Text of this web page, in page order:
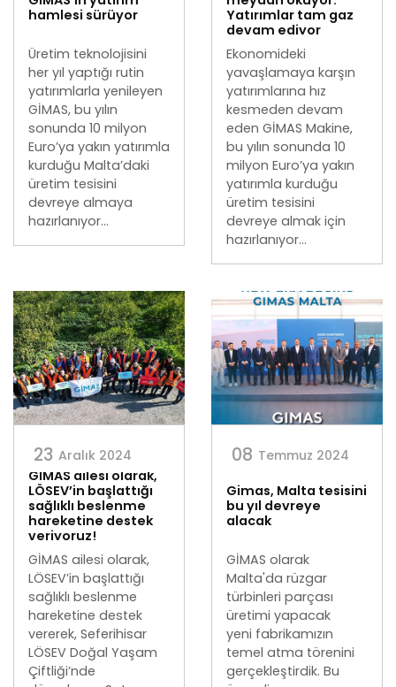
hamlesi sürüyor
Üretim teknolojisini
her yıl yaptığı rutin
yatırımlarla yenileyen
GİMAS, bu yılın
sonunda 10 milyon
Euro’ya yakın yatırımla
kurduğu Malta’daki
üretim tesisini
devreye almaya
hazırlanıyor...
Yatırımlar tam gaz
devam ediyor
Ekonomideki
yavaşlamaya karşın
yatırımlarına hız
kesmeden devam
eden GİMAS Makine,
bu yılın sonunda 10
milyon Euro’ya yakın
yatırımla kurduğu
üretim tesisini
devreye almak için
hazırlanıyor...
23 Aralık 2024
GİMAS ailesi olarak,
LÖSEV’in başlattığı
sağlıklı beslenme
hareketine destek
veriyoruz!
GİMAS ailesi olarak,
LÖSEV’in başlattığı
sağlıklı beslenme
hareketine destek
vererek, Seferihisar
LÖSEV Doğal Yaşam
Çiftliği’nde
08 Temmuz 2024
Gimas, Malta tesisini
bu yıl devreye
alacak
GİMAS olarak
Malta'da rüzgar
türbinleri parçası
üretimi yapacak
yeni fabrikamızın
temel atma törenini
gerçekleştirdik. Bu